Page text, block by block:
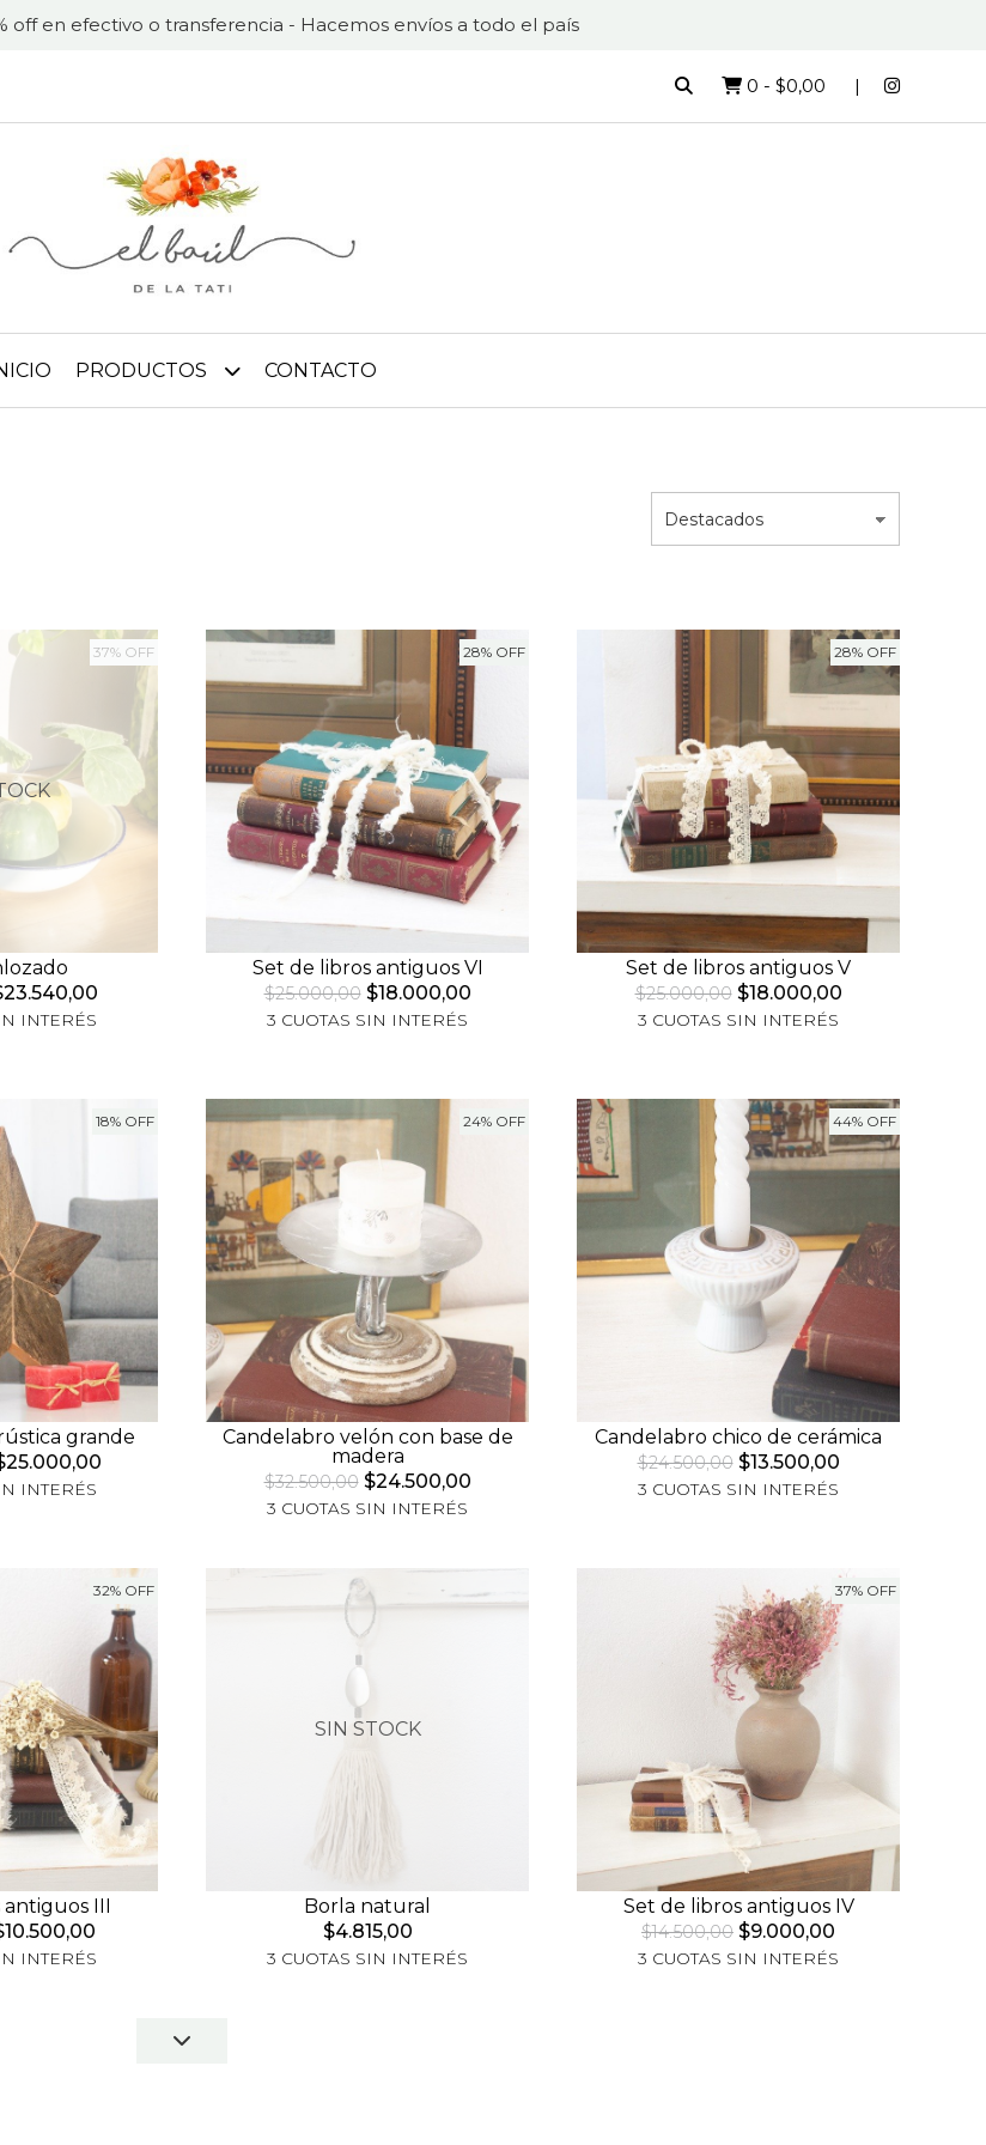
off en efectivo o transferencia - Hacemos envíos a todo el país
0 - $0,00
PRODUCTOS CONTACTO
37% OFF
INTERÉS
28% OFF
Set de libros antiguos VI
$25.000,00$18.000,00
3 CUOTAS SIN INTERÉS
28% OFF
Set de libros antiguos V
$25.000,00$18.000,00
3 CUOTAS SIN INTERÉS
18% OFF
grande
INTERÉS
24% OFF
Candelabro velón con base de
madera
$32.500,00$24.500,00
3 CUOTAS SIN INTERÉS
44% OFF
Candelabro chico de cerámica
$24.500,00$13.500,00
3 CUOTAS SIN INTERÉS
32% OFF
III
INTERÉS
SIN STOCK
Borla natural
$4.815,00
3 CUOTAS SIN INTERÉS
37% OFF
Set de libros antiguos IV
$14.500,00 $9.000,00
3 CUOTAS SIN INTERÉS